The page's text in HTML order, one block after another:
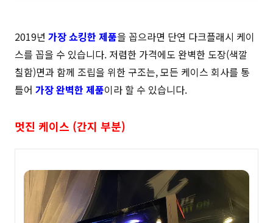
2019년 가장 쇼킹한 제품을 꼽으라면 단연 다크플래시 케이
스를 꼽을 수 있습니다. 저렴한 가격에도 완벽한 도장(색깔
칠함)면과 함께 조립을 위한 구조는, 모든 케이스 회사를 통
틀어 가장 완벽한 제품이라 할 수 있습니다.
멋진 케이스 (간지 부분)